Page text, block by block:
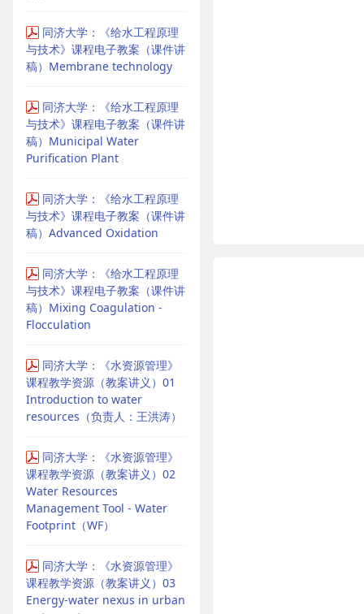
同济大学：《给水工程原理
与技术》课程电子教案（课件讲
稿）Membrane technology
同济大学：《给水工程原理
与技术》课程电子教案（课件讲
稿）Municipal Water
Purification Plant
同济大学：《给水工程原理
与技术》课程电子教案（课件讲
稿）Advanced Oxidation
同济大学：《给水工程原理
与技术》课程电子教案（课件讲
稿）Mixing Coagulation -
Flocculation
同济大学：《水资源管理》
课程教学资源（教案讲义）01
Introduction to water
resources（负责人：王洪涛）
同济大学：《水资源管理》
课程教学资源（教案讲义）02
Water Resources
Management Tool - Water
Footprint（WF）
同济大学：《水资源管理》
课程教学资源（教案讲义）03
Energy-water nexus in urban